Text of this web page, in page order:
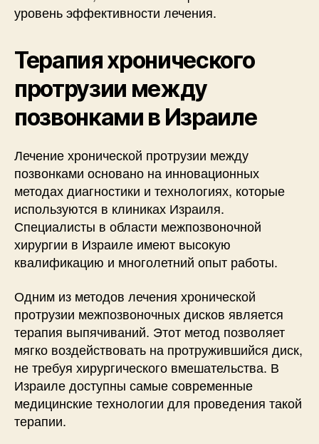
уровень эффективности лечения.
Терапия хронического
протрузии между
позвонками в Израиле
Лечение хронической протрузии между
позвонками основано на инновационных
методах диагностики и технологиях, которые
используются в клиниках Израиля.
Специалисты в области межпозвоночной
хирургии в Израиле имеют высокую
квалификацию и многолетний опыт работы.
Одним из методов лечения хронической
протрузии межпозвоночных дисков является
терапия выпячиваний. Этот метод позволяет
мягко воздействовать на протружившийся диск,
не требуя хирургического вмешательства. В
Израиле доступны самые современные
медицинские технологии для проведения такой
терапии.